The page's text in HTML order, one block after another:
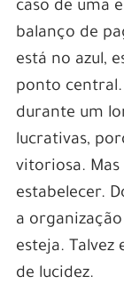
caso de uma
balanço de
está no azul,
ponto
durante um
lucrativas,
vitoriosa. Mas
estabelecer.
a
esteja. Talvez
de lucidez.